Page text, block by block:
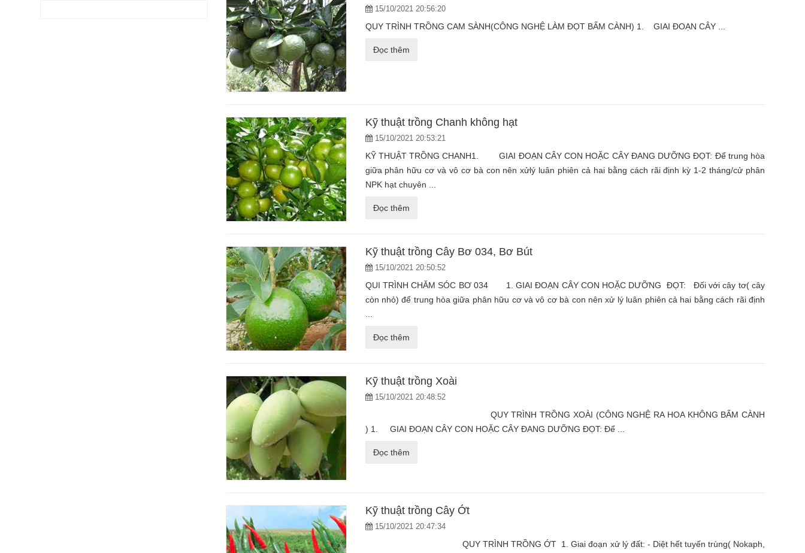
15/10/2021 20:56:20
QUY TRÌNH TRỒNG CAM SÀNH(CÔNG NGHỆ LÀM ĐỌT BẤM CÀNH) 1. GIAI ĐOẠN CÂY ...
Đọc thêm
Kỹ thuật trồng Chanh không hạt
15/10/2021 20:53:21
KỸ THUẬT TRỒNG CHANH1. GIAI ĐOẠN CÂY CON HOẶC CÂY ĐANG DƯỠNG ĐỌT: Để trung hòa
giữa phân hữu cơ và vô cơ bà con nên xửlý luân phiên cả hai bằng cách rãi định kỳ 1-2 tháng/cử phân
NPK hạt chuyên ...
Đọc thêm
Kỹ thuật trồng Cây Bơ 034, Bơ Bút
15/10/2021 20:50:52
QUI TRÌNH CHĂM SÓC BƠ 034 1. GIAI ĐOẠN CÂY CON HOẶC DƯỠNG ĐỌT: Đối với cây tơ( cây
còn nhỏ) để trung hòa giữa phân hữu cơ và vô cơ bà con nên xử lý luân phiên cả hai bằng cách rãi định
Đọc thêm
Kỹ thuật trồng Xoài
15/10/2021 20:48:52
QUY TRÌNH TRỒNG XOÀI (CÔNG NGHỆ RA HOA KHÔNG BẤM CÀNH
) 1. GIAI ĐOẠN CÂY CON HOẶC CÂY ĐANG DƯỠNG ĐỌT: Để ...
Đọc thêm
Kỹ thuật trồng Cây Ớt
15/10/2021 20:47:34
QUY TRÌNH TRỒNG ỚT 1. Giai đoạn xử lý đất: - Diệt hết tuyến trùng( Nokaph,